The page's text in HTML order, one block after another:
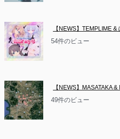
【NEWS】TEMPLIME
54件のビュー
【NEWS】MASATAKA
49件のビュー